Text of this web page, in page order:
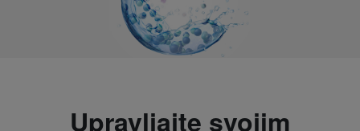
Upravljajte svojim